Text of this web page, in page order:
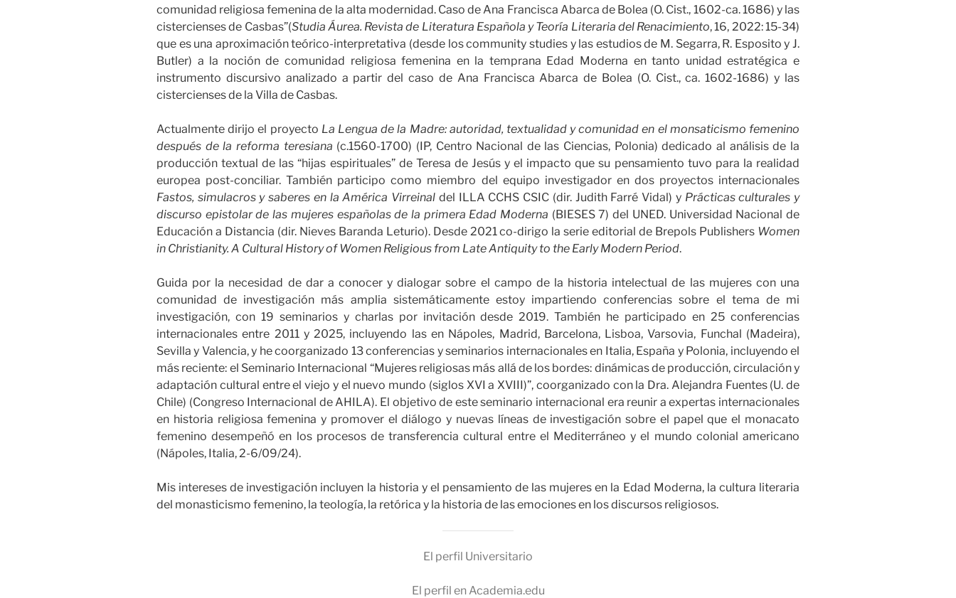
comunidad religiosa femenina de la alta modernidad. Caso de Ana Francisca Abarca de Bolea (O. Cist., 1602-ca. 1686) y las
cistercienses de Casbas”(Studia Áurea. Revista de Literatura Española y Teoría Literaria del Renacimiento, 16, 2022: 15-34)
que es una aproximación teórico-interpretativa (desde los community studies y las estudios de M. Segarra, R. Esposito y J.
Butler) a la noción de comunidad religiosa femenina en la temprana Edad Moderna en tanto unidad estratégica e
instrumento discursivo analizado a partir del caso de Ana Francisca Abarca de Bolea (O. Cist., ca. 1602-1686) y las
cistercienses de la Villa de Casbas.
Actualmente dirijo el proyecto La Lengua de la Madre: autoridad, textualidad y comunidad en el monsaticismo femenino
después de la reforma teresiana (c.1560-1700) (IP, Centro Nacional de las Ciencias, Polonia) dedicado al análisis de la
producción textual de las “hijas espirituales” de Teresa de Jesús y el impacto que su pensamiento tuvo para la realidad
europea post-conciliar. También participo como miembro del equipo investigador en dos proyectos internacionales
Fastos, simulacros y saberes en la América Virreinal del ILLA CCHS CSIC (dir. Judith Farré Vidal) y Prácticas culturales y
discurso epistolar de las mujeres españolas de la primera Edad Moderna (BIESES 7) del UNED. Universidad Nacional de
Educación a Distancia (dir. Nieves Baranda Leturio). Desde 2021 co-dirigo la serie editorial de Brepols Publishers Women
in Christianity. A Cultural History of Women Religious from Late Antiquity to the Early Modern Period.
Guida por la necesidad de dar a conocer y dialogar sobre el campo de la historia intelectual de las mujeres con una
comunidad de investigación más amplia sistemáticamente estoy impartiendo conferencias sobre el tema de mi
investigación, con 19 seminarios y charlas por invitación desde 2019. También he participado en 25 conferencias
internacionales entre 2011 y 2025, incluyendo las en Nápoles, Madrid, Barcelona, Lisboa, Varsovia, Funchal (Madeira),
Sevilla y Valencia, y he coorganizado 13 conferencias y seminarios internacionales en Italia, España y Polonia, incluyendo el
más reciente: el Seminario Internacional “Mujeres religiosas más allá de los bordes: dinámicas de producción, circulación y
adaptación cultural entre el viejo y el nuevo mundo (siglos XVI a XVIII)”, coorganizado con la Dra. Alejandra Fuentes (U. de
Chile) (Congreso Internacional de AHILA). El objetivo de este seminario internacional era reunir a expertas internacionales
en historia religiosa femenina y promover el diálogo y nuevas líneas de investigación sobre el papel que el monacato
femenino desempeñó en los procesos de transferencia cultural entre el Mediterráneo y el mundo colonial americano
(Nápoles, Italia, 2-6/09/24).
Mis intereses de investigación incluyen la historia y el pensamiento de las mujeres en la Edad Moderna, la cultura literaria
del monasticismo femenino, la teología, la retórica y la historia de las emociones en los discursos religiosos.
El perfil Universitario
El perfil en Academia.edu